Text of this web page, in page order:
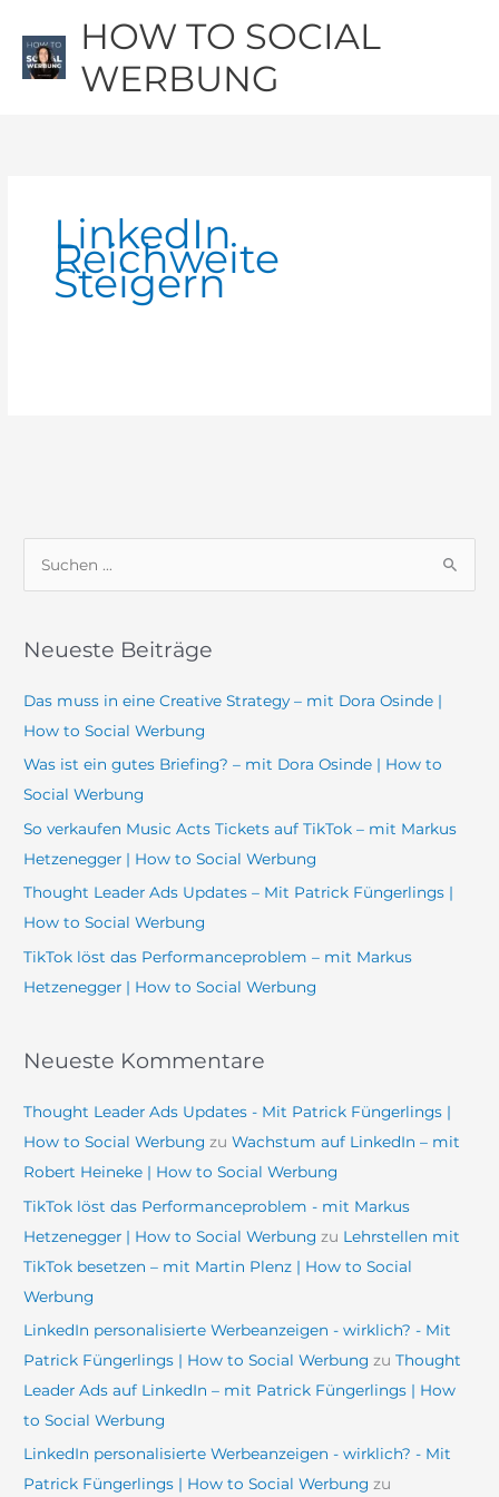
Inhalt
springen
HOW TO SOCIAL
WERBUNG
LinkedIn
Reichweite
Steigern
h
h
:
Neueste Beiträge
Das muss in eine Creative Strategy – mit Dora Osinde |
How to Social Werbung
Was ist ein gutes Briefing? – mit Dora Osinde | How to
Social Werbung
So verkaufen Music Acts Tickets auf TikTok – mit Markus
Hetzenegger | How to Social Werbung
Thought Leader Ads Updates – Mit Patrick Füngerlings |
How to Social Werbung
TikTok löst das Performanceproblem – mit Markus
Hetzenegger | How to Social Werbung
Neueste Kommentare
Thought Leader Ads Updates - Mit Patrick Füngerlings |
How to Social Werbung zuWachstum auf LinkedIn – mit
Robert Heineke | How to Social Werbung
TikTok löst das Performanceproblem - mit Markus
Hetzenegger | How to Social Werbung zu Lehrstellen mit
TikTok besetzen – mit Martin Plenz | How to Social
Werbung
LinkedIn personalisierte Werbeanzeigen - wirklich? - Mit
Patrick Füngerlings | How to Social Werbung zuThought
Leader Ads auf LinkedIn – mit Patrick Füngerlings | How
to Social Werbung
LinkedIn personalisierte Werbeanzeigen - wirklich? - Mit
Patrick Füngerlings | How to Social Werbung zu